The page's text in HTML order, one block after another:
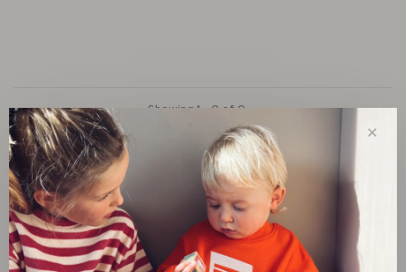
Showing 1 - 0 of 0
New
SALE 30%
SALE 60%
✕